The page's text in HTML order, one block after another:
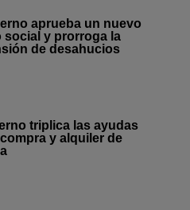
aprueba un nuevo
social y prorroga la
de desahucios
triplica las ayudas
y alquiler de